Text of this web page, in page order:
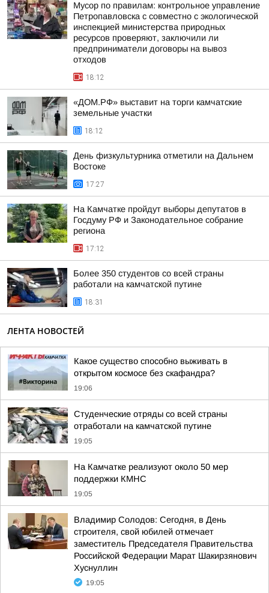
Мусор по правилам: контрольное управление
Петропавловска с совместно с экологической
инспекцией министерства природных
ресурсов проверяют, заключили ли
предприниматели договоры на вывоз
отходов
18:12
«ДОМ.РФ» выставит на торги камчатские
земельные участки
18:12
День физкультурника отметили на Дальнем
Востоке
17:27
На Камчатке пройдут выборы депутатов в
Госдуму РФ и Законодательное собрание
региона
17:12
Более 350 студентов со всей страны
работали на камчатской путине
18:31
ЛЕНТА НОВОСТЕЙ
Какое существо способно выживать в
открытом космосе без скафандра?
19:06
Студенческие отряды со всей страны
отработали на камчатской путине
19:05
На Камчатке реализуют около 50 мер
поддержки КМНС
19:05
Владимир Солодов: Сегодня, в День
строителя, свой юбилей отмечает
заместитель Председателя Правительства
Российской Федерации Марат Шакирзянович
Хуснуллин
19:05